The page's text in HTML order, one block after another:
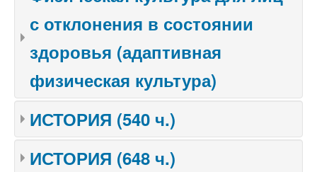
с отклонения в состоянии
здоровья (адаптивная
физическая культура)
ИСТОРИЯ (540 ч.)
ИСТОРИЯ (648 ч.)